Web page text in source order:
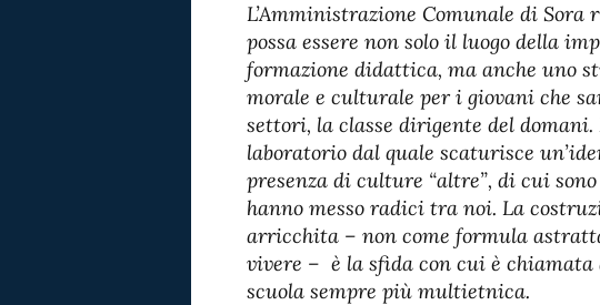
L’Amministrazione Comunale di Sora
possa essere non solo il luogo della
formazione didattica, ma anche uno
morale e culturale per i giovani che
settori, la classe dirigente del domani.
laboratorio dal quale scaturisce
presenza di culture “altre”, di cui
hanno messo radici tra noi. La
arricchita – non come formula
vivere – è la sfida con cui è
scuola sempre più multietnica.